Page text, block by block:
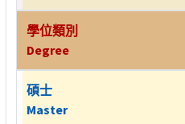
學位類別
Degree
碩士
Master